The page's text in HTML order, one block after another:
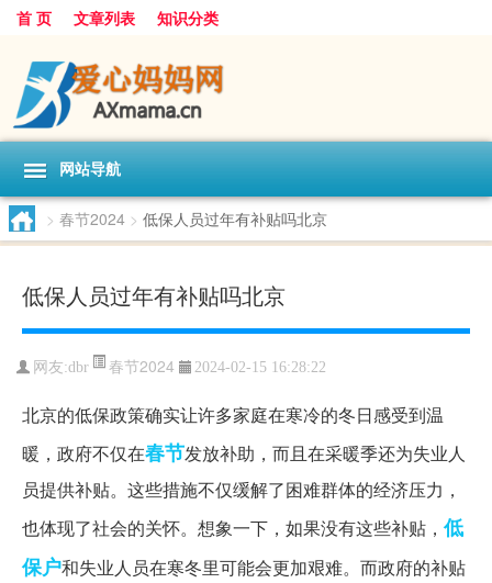
首 页 文章列表 知识分类
网站导航
> 春节2024 > 低保人员过年有补贴吗北京
低保人员过年有补贴吗北京
网友:dbr 春节2024 2024-02-15 16:28:22
北京的低保政策确实让许多家庭在寒冷的冬日感受到温
暖，政府不仅在春节发放补助，而且在采暖季还为失业人
员提供补贴。这些措施不仅缓解了困难群体的经济压力，
也体现了社会的关怀。想象一下，如果没有这些补贴， 低
保户和失业人员在寒冬里可能会更加艰难。而政府的补贴